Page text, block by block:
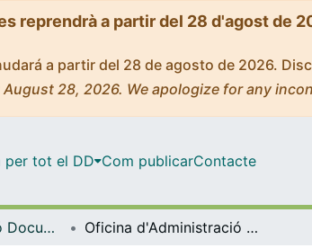
reprendrà a partir del 28 d'agost de
a partir del 28 de agosto de 2026.
28, 2026. We apologize for any
per tot el DD Com publicarContacte
Memòries (Gestió Documental i Arxiu Històric de la Universitat de Barcelona) Oficina d'Administració Electrònica i Gestió Documental. Memòria 2013